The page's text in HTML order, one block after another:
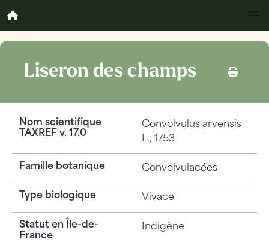
Liseron des champs
Nom scientifique
TAXREF v. 17.0
Convolvulus arvensis
L., 1753
Famille botanique Convolvulacées
Type biologique Vivace
Statut en Île-de-
France
Indigène